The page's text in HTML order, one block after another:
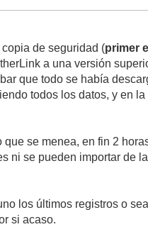
de seguridad (primer
a una versión
que todo se había
todos los datos, y en
se menea, en fin 2
ni se pueden importar de
los últimos registros o
si acaso.